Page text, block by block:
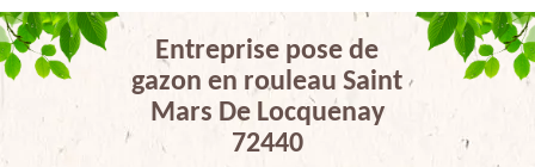
Entreprise pose de
gazon en rouleau Saint
Mars De Locquenay
72440